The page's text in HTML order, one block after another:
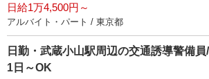
日給1万4,500円～
アルバイト・パート / 東京都
日勤・武蔵小山駅周辺の交通誘導警備
1日～OK